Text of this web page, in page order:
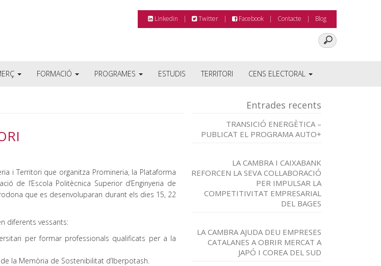
Linkedin Twitter Facebook Contacte Blog
FORMACIÓ PROGRAMES ESTUDIS TERRITORI CENS ELECTORAL
i Territori que organitza Promineria, la Plataforma
de l’Escola Politècnica Superior d’Enginyeria de
que es desenvoluparan durant els dies 15, 22
diferents vessants:
per formar professionals qualificats per a la
la Memòria de Sostenibilitat d’Iberpotash.
Entrades recents
TRANSICIÓ ENERGÈTICA –
PUBLICAT EL PROGRAMA AUTO+
LA CAMBRA I CAIXABANK
REFORCEN LA SEVA COL·LABORACIÓ
PER IMPULSAR LA
COMPETITIVITAT EMPRESARIAL
DEL BAGES
LA CAMBRA AJUDA DEU EMPRESES
CATALANES A OBRIR MERCAT A
JAPÓ I COREA DEL SUD